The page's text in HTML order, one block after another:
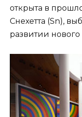
открыта в
Снехетта (Sn),
развитии